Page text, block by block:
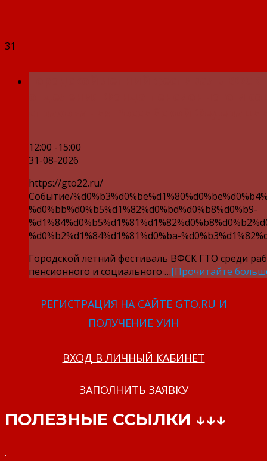
31
12:00 -15:00
31-08-2026
https://gto22.ru/
Событие/
%d0%bb%d0%b5%d1%82%d0%bd%d0%b8%d0%b9-
%d0%b2%d1%84%d1%81%d0%ba-
Городской летний фестиваль ВФСК ГТО среди
пенсионного и социального …[Прочитайте
РЕГИСТРАЦИЯ НА САЙТЕ GTO.RU И
ПОЛУЧЕНИЕ УИН
ВХОД В ЛИЧНЫЙ КАБИНЕТ
ЗАПОЛНИТЬ ЗАЯВКУ
ПОЛЕЗНЫЕ ССЫЛКИ ↓↓↓